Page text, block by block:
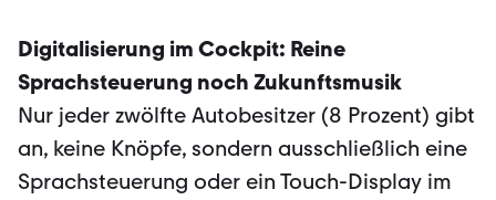
Digitalisierung im Cockpit: Reine
Sprachsteuerung noch Zukunftsmusik
Nur jeder zwölfte Autobesitzer (8 Prozent) gibt
an, keine Knöpfe, sondern ausschließlich eine
Sprachsteuerung oder ein Touch-Display im